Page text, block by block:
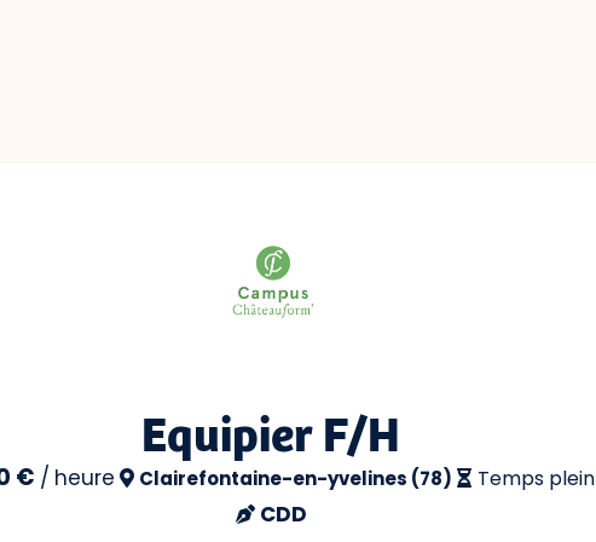
Equipier F/H
€ / heure Clairefontaine-en-yvelines (78) Temps plein
CDD